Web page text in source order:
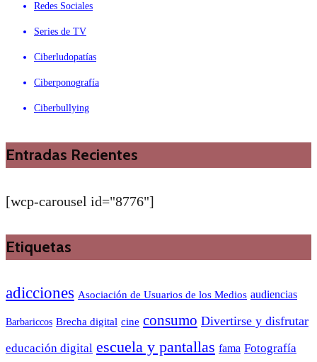
Redes Sociales
Series de TV
Ciberludopatías
Ciberponografía
Ciberbullying
Entradas Recientes
[wcp-carousel id="8776"]
Etiquetas
adicciones Asociación de Usuarios de los Medios audiencias
Barbariccos Brecha digital cine consumo Divertirse y disfrutar
educación digital escuela y pantallas fama Fotografía